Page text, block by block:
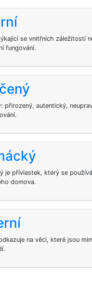
se vnitřních záležitostí
fungování.
přirozený, autentický,
je přívlastek, který se
domova.
na věci, které jsou